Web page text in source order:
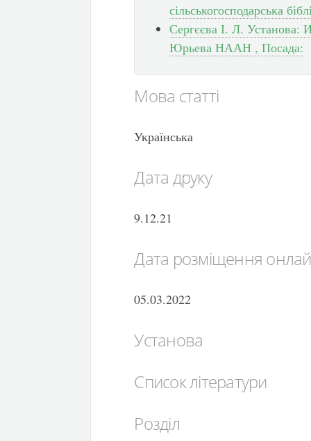
сільськогосподарська
Сергєєва І. Л. Установа:
Юрьева НААН , Посада:
Мова статті
Українська
Дата друку
9.12.21
Дата розміщення
05.03.2022
Установа
Список літератури
Розділ